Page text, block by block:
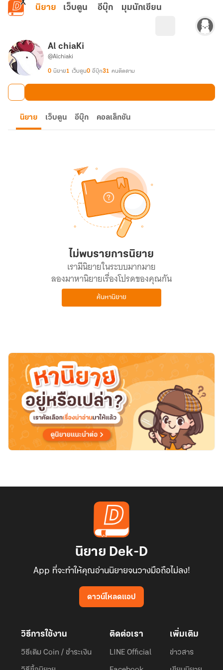
ข้ามไปยังเนื้อหาหลัก
นิยาย เว็บตูน อีบุ๊ก มุมนักเขียน
Al chiaKi
@Alchiaki
0 นิยาย1 เว็บตูน0 อีบุ๊ก31 คนติดตาม
นิยาย เว็บตูน อีบุ๊ก คอลเล็กชัน
ไม่พบรายการนิยาย
เรามีนิยายในระบบมากมาย
ลองมาหานิยายเรื่องโปรดของคุณกัน
ค้นหานิยาย
นิยาย Dek-D
App ที่จะทำให้คุณอ่านนิยายจนวางมือถือไม่ลง!
ดาวน์โหลดแอป
วิธีการใช้งาน
วิธีเติม Coin / ชำระเงิน
ติดต่อเรา
LINE Official
เพิ่มเติม
ข่าวสาร